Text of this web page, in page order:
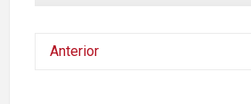
Anterior